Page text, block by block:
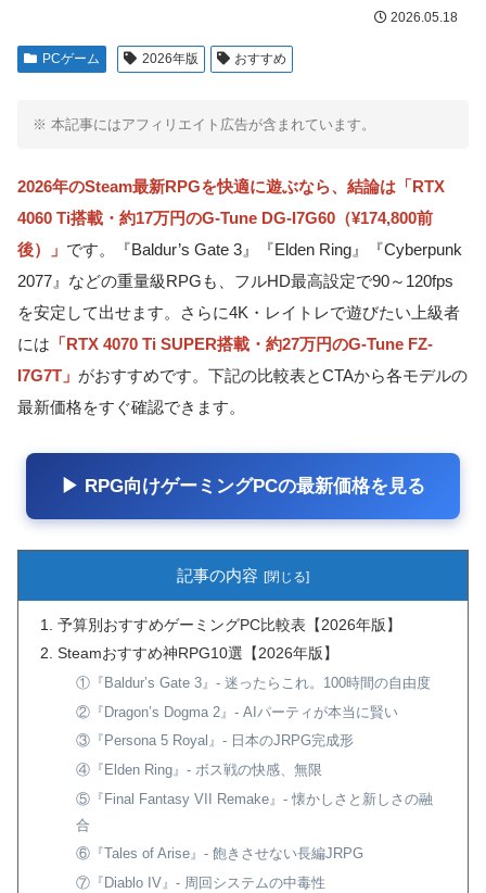
2026.05.18
PCゲーム 2026年版 おすすめ
※ 本記事にはアフィリエイト広告が含まれています。
2026年のSteam最新RPGを快適に遊ぶなら、結論は「RTX
4060 Ti搭載・約17万円のG-Tune DG-I7G60（¥174,800前
後）」 です。『Baldur’s Gate 3』『Elden Ring』『Cyberpunk
2077』などの重量級RPGも、フルHD最高設定で90～120fps
を安定して出せます。さらに4K・レイトレで遊びたい上級者
には 「RTX 4070 Ti SUPER搭載・約27万円のG-Tune FZ-
I7G7T」 がおすすめです。下記の比較表とCTAから各モデルの
最新価格をすぐ確認できます。
▶ RPG向けゲーミングPCの最新価格を見る
記事の内容
予算別おすすめゲーミングPC比較表【2026年版】
Steamおすすめ神RPG10選【2026年版】
①『Baldur’s Gate 3』- 迷ったらこれ。100時間の自由度
②『Dragon’s Dogma 2』- AIパーティが本当に賢い
③『Persona 5 Royal』- 日本のJRPG完成形
④『Elden Ring』- ボス戦の快感、無限
⑤『Final Fantasy VII Remake』- 懐かしさと新しさの融
合
⑥『Tales of Arise』- 飽きさせない長編JRPG
⑦『Diablo IV』- 周回システムの中毒性